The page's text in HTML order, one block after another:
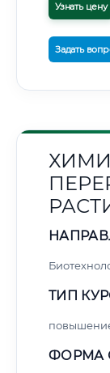
Узнать цену
Задать
ТИП
ФОРМА